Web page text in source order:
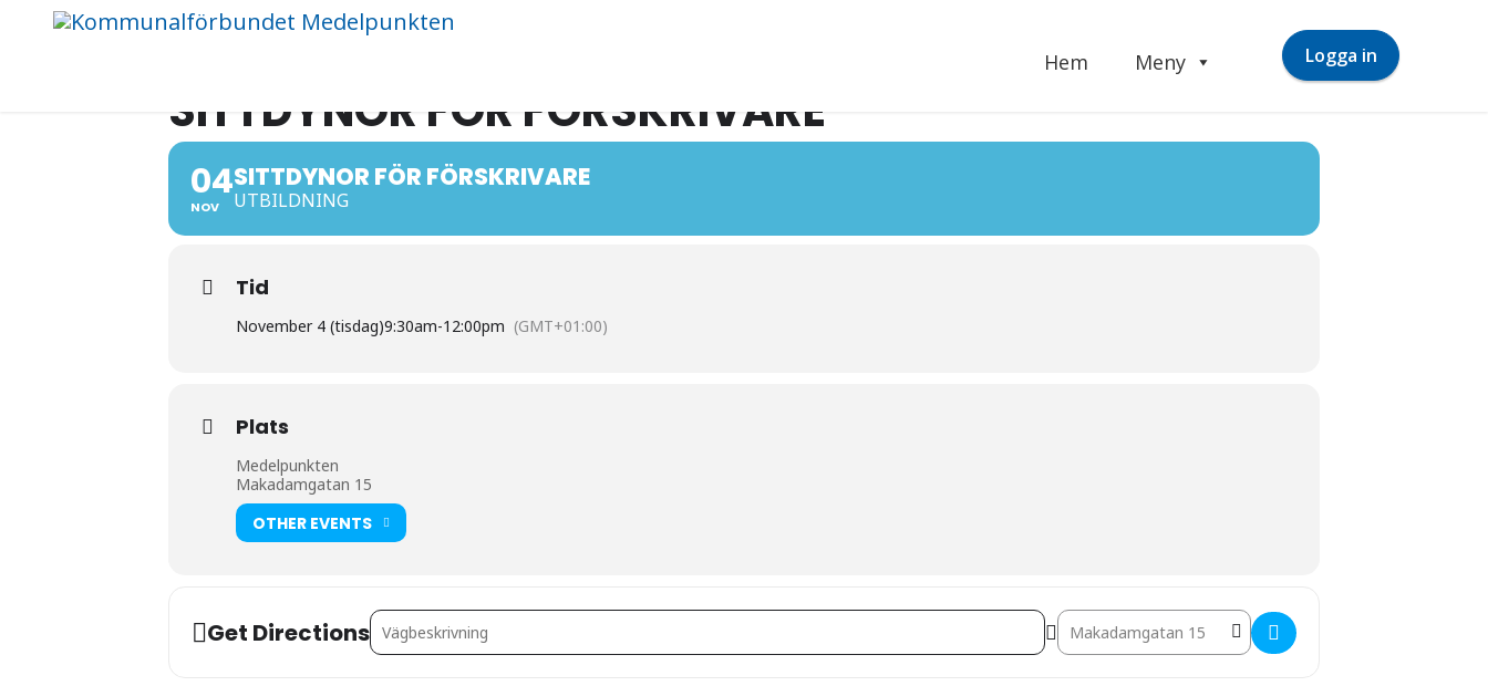
Hem Meny Logga in
SITTDYNOR FÖR FÖRSKRIVARE
04
NOV
SITTDYNOR FÖR FÖRSKRIVARE
UTBILDNING
Tid
November 4 (tisdag)9:30am-12:00pm (GMT+01:00)
Plats
Medelpunkten
Makadamgatan 15
OTHER EVENTS
Get Directions
Address - Sittdynor för förskrivare [] Destination Address - Sittdynor för förskrivare []